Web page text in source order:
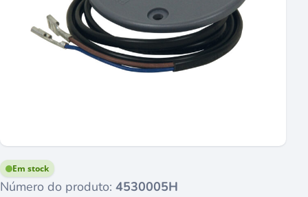
Número do produto: 4530005H
Em stock